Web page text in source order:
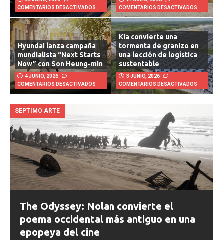
22 JULIO, 2026
COMENTARIOS DESACTIVADOS
21 JULIO, 2026
COMENTARIOS DESACTIVADOS
Hyundai lanza campaña
mundialista “Next Starts
Now” con Son Heung-min
4 JUNIO, 2026
COMENTARIOS DESACTIVADOS
Kia convierte una
tormenta de granizo en
una lección de logística
sustentable
3 JUNIO, 2026
COMENTARIOS DESACTIVADOS
SEPTIMO ARTE
The Odyssey: Nolan convierte el
poema occidental más antiguo en una